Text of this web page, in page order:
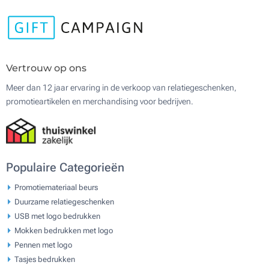
Vertrouw op ons
Meer dan 12 jaar ervaring in de verkoop van relatiegeschenken,
promotieartikelen en merchandising voor bedrijven.
Populaire Categorieën
Promotiemateriaal beurs
Duurzame relatiegeschenken
USB met logo bedrukken
Mokken bedrukken met logo
Pennen met logo
Tasjes bedrukken